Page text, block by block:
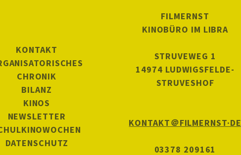
KONTAKT
CHRONIK
BILANZ
KINOS
NEWSLETTER
DATENSCHUTZ
FILMERNST
KINOBÜRO IM LIBRA
STRUVEWEG 1
14974 LUDWIGSFELDE-
STRUVESHOF
KONTAKT＠FILMERNST·DE
03378 209161